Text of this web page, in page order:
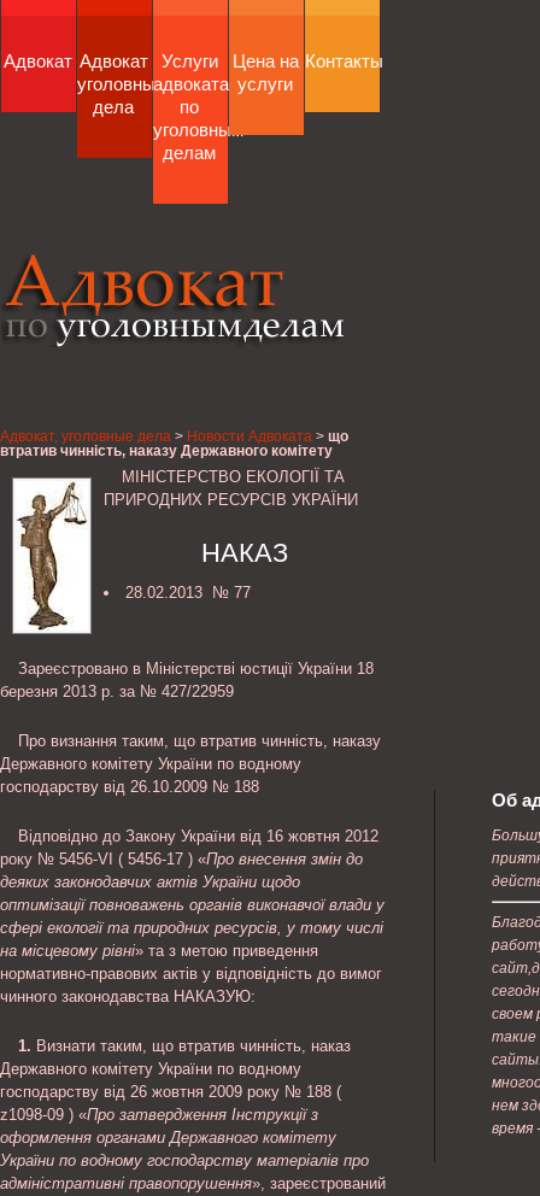
Адвокат Адвокат
уголовные
дела
Услуги
адвоката
по
уголовным
делам
Цена на
услуги
Контакты
Адвокат, уголовные дела > Новости Адвоката > що
втратив чинність, наказу Державного комітету
України по водному господарству від 26.10.2009 №
188, Міністерство екології та природних ресурсів
України
МІНІСТЕРСТВО ЕКОЛОГІЇ ТА
ПРИРОДНИХ РЕСУРСІВ УКРАЇНИ
НАКАЗ
28.02.2013 № 77
Зареєстровано в Міністерстві юстиції України 18
березня 2013 р. за № 427/22959
Про визнання таким, що втратив чинність, наказу
Державного комітету України по водному
господарству від 26.10.2009 № 188
Відповідно до Закону України від 16 жовтня 2012
року № 5456-VI ( 5456-17 ) «Про внесення змін до
деяких законодавчих актів України щодо
оптимізації повноважень органів виконавчої влади у
сфері екології та природних ресурсів, у тому числі
на місцевому рівні» та з метою приведення
нормативно-правових актів у відповідність до вимог
чинного законодавства НАКАЗУЮ:
1. Визнати таким, що втратив чинність, наказ
Державного комітету України по водному
господарству від 26 жовтня 2009 року № 188 (
z1098-09 ) «Про затвердження Інструкції з
оформлення органами Державного комітету
України по водному господарству матеріалів про
адміністративні правопорушення», зареєстрований
Об
своем
такие
нем
время